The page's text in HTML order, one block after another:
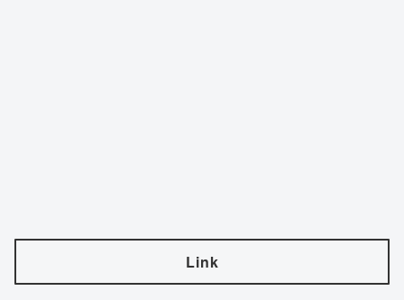
Link